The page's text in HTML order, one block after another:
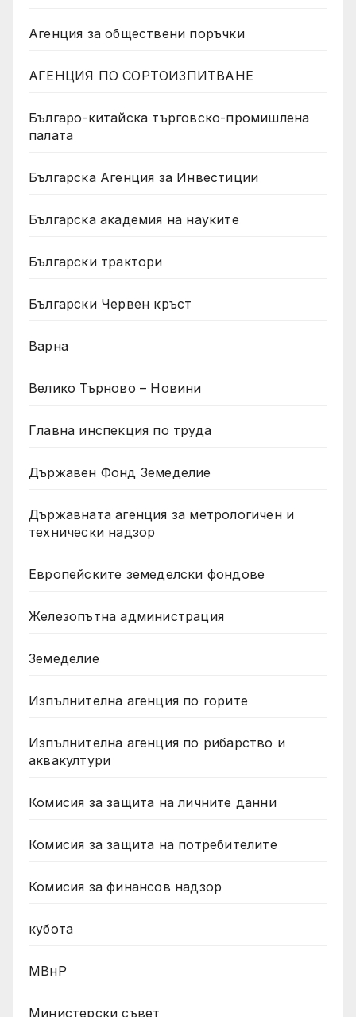
Агенция за обществени поръчки
АГЕНЦИЯ ПО СОРТОИЗПИТВАНЕ
Българо-китайска търговско-промишлена
палата
Българска Агенция за Инвестиции
Българска академия на науките
Български трактори
Български Червен кръст
Варна
Велико Търново – Новини
Главна инспекция по труда
Държавен Фонд Земеделие
Държавната агенция за метрологичен и
технически надзор
Европейските земеделски фондове
Железопътна администрация
Земеделие
Изпълнителна агенция по горите
Изпълнителна агенция по рибарство и
аквакултури
Комисия за защита на личните данни
Комисия за защита на потребителите
Комисия за финансов надзор
кубота
МВнР
Министерски съвет